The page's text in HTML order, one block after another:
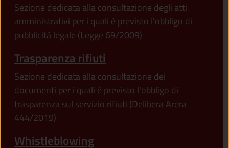
Sezione dedicata alla consultazione degli atti
amministrativi per i quali è previsto l'obbligo di
pubblicità legale (Legge 69/2009)
Trasparenza rifiuti
Sezione dedicata alla consultazione dei
documenti per i quali è previsto l'obbligo di
trasparenza sul servizio rifiuti (Delibera Arera
444/2019)
Whistleblowing